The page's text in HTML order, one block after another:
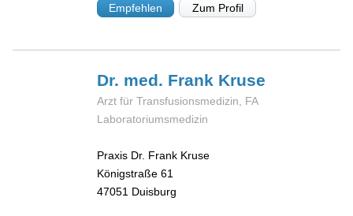
Empfehlen Zum Profil
Dr. med. Frank Kruse
Arzt für Transfusionsmedizin, FA
Laboratoriumsmedizin
Praxis Dr. Frank Kruse
Königstraße 61
47051 Duisburg